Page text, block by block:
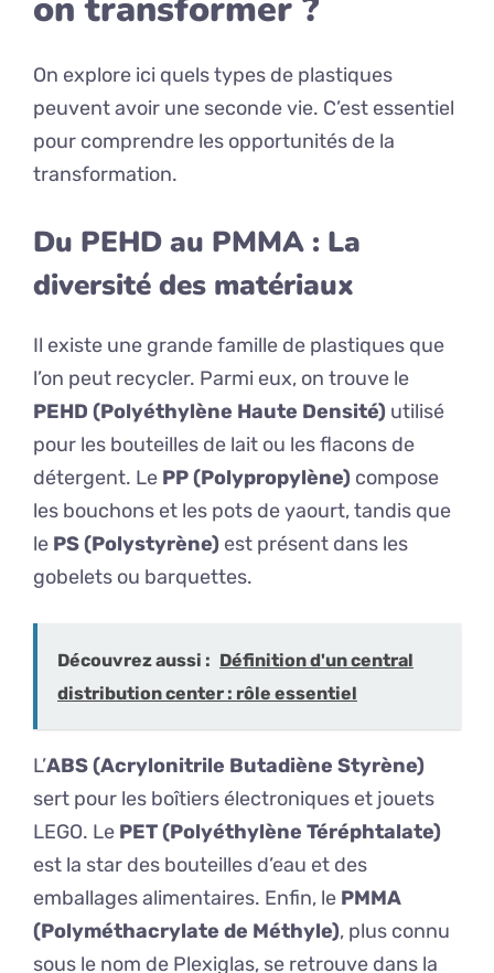
On explore ici quels types de plastiques
peuvent avoir une seconde vie. C’est essentiel
pour comprendre les opportunités de la
transformation.
Du PEHD au PMMA : La
diversité des matériaux
Il existe une grande famille de plastiques que
l’on peut recycler. Parmi eux, on trouve le
PEHD (Polyéthylène Haute Densité) utilisé
pour les bouteilles de lait ou les flacons de
détergent. Le PP (Polypropylène) compose
les bouchons et les pots de yaourt, tandis que
le PS (Polystyrène) est présent dans les
gobelets ou barquettes.
Découvrez aussi : Définition d'un central
distribution center : rôle essentiel
L’ABS (Acrylonitrile Butadiène Styrène)
sert pour les boîtiers électroniques et jouets
LEGO. Le PET (Polyéthylène Téréphtalate)
est la star des bouteilles d’eau et des
emballages alimentaires. Enfin, le PMMA
(Polyméthacrylate de Méthyle), plus connu
sous le nom de Plexiglas, se retrouve dans la